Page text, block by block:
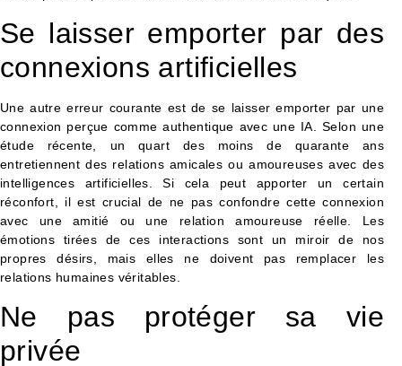
Se laisser emporter par des
connexions artificielles
Une autre erreur courante est de se laisser emporter par une
connexion perçue comme authentique avec une IA. Selon une
étude récente, un quart des moins de quarante ans
entretiennent des relations amicales ou amoureuses avec des
intelligences artificielles. Si cela peut apporter un certain
réconfort, il est crucial de ne pas confondre cette connexion
avec une amitié ou une relation amoureuse réelle. Les
émotions tirées de ces interactions sont un miroir de nos
propres désirs, mais elles ne doivent pas remplacer les
relations humaines véritables.
Ne pas protéger sa vie
privée